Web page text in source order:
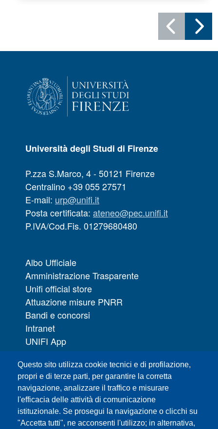
Questo sito utilizza cookie tecnici e di profilazione,
propri e di terze parti, per garantire la corretta
navigazione, analizzare il traffico e misurare
l'efficacia delle attività di comunicazione
istituzionale. Se prosegui la navigazione o clicchi su
"Accetta tutti", ne acconsenti l'utilizzo; in alternativa,
Università degli Studi di Firenze
P.zza S.Marco, 4 - 50121 Firenze
Centralino +39 055 27571
E-mail: urp@unifi.it
Posta certificata: ateneo@pec.unifi.it
P.IVA/Cod.Fis. 01279680480
Albo Ufficiale
Amministrazione Trasparente
Unifi official store
Attuazione misure PNRR
Bandi e concorsi
Intranet
UNIFI App
URP | Ufficio Relazioni con il Pubblico
Sedi
Mappa del sito
Webmaster e redazione web